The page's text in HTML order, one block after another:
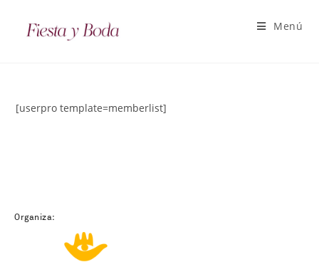
Menú
[userpro template=memberlist]
Organiza: